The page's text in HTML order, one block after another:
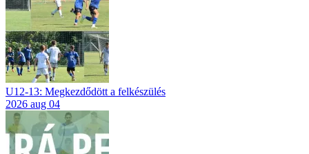
U12-13: Megkezdődött a felkészülés
2026 aug 04